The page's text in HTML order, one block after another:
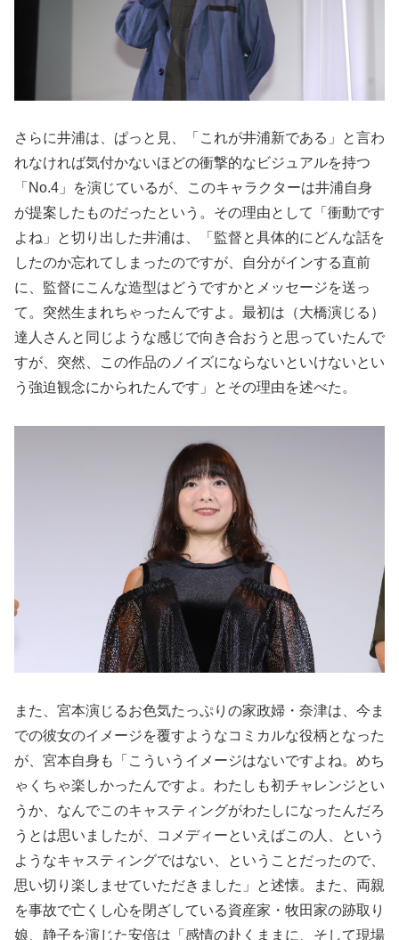
さらに井浦は、ぱっと見、「これが井浦新である」と言わ
れなければ気付かないほどの衝撃的なビジュアルを持つ
「No.4」を演じているが、このキャラクターは井浦自身
が提案したものだったという。その理由として「衝動です
よね」と切り出した井浦は、「監督と具体的にどんな話を
したのか忘れてしまったのですが、自分がインする直前
に、監督にこんな造型はどうですかとメッセージを送っ
て。突然生まれちゃったんですよ。最初は（大橋演じる）
達人さんと同じような感じで向き合おうと思っていたんで
すが、突然、この作品のノイズにならないといけないとい
う強迫観念にかられたんです」とその理由を述べた。
また、宮本演じるお色気たっぷりの家政婦・奈津は、今ま
での彼女のイメージを覆すようなコミカルな役柄となった
が、宮本自身も「こういうイメージはないですよね。めち
ゃくちゃ楽しかったんですよ。わたしも初チャレンジとい
うか、なんでこのキャスティングがわたしになったんだろ
うとは思いましたが、コメディーといえばこの人、という
ようなキャスティングではない、ということだったので、
思い切り楽しませていただきました」と述懐。また、両親
を事故で亡くし心を閉ざしている資産家・牧田家の跡取り
娘、静子を演じた安倍は「感情の赴くままに、そして現場